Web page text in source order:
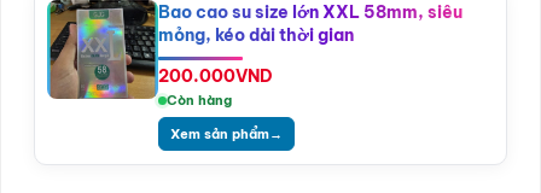
Bao cao su size lớn XXL 58mm, siêu
mỏng, kéo dài thời gian
200.000VND
Còn hàng
Xem sản phẩm→